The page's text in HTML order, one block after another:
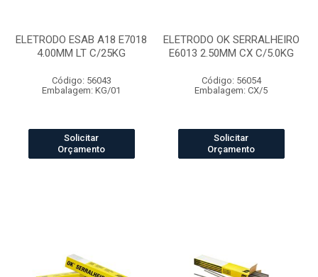
ELETRODO ESAB A18 E7018
4.00MM LT C/25KG
Código: 56043
Embalagem: KG/01
Solicitar
Orçamento
ELETRODO OK SERRALHEIRO
E6013 2.50MM CX C/5.0KG
Código: 56054
Embalagem: CX/5
Solicitar
Orçamento